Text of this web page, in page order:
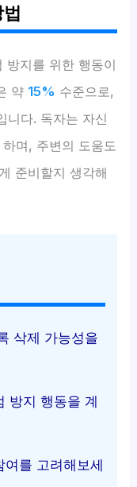
방지를 위한 행동이
약 15% 수준으로,
니다. 독자는 자신
며, 주변의 도움도
준비할지 생각해
삭제 가능성을
방지 행동을 계
여를 고려해보세